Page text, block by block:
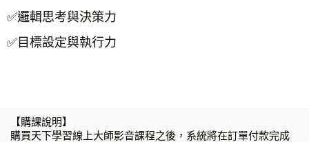
✅邏輯思考與決策力
【購課說明】
購買天下學習線上大師影音課程之後，系統將在訂單付款完成